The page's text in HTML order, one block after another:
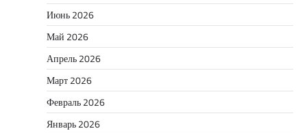
Июнь 2026
Май 2026
Апрель 2026
Март 2026
Февраль 2026
Январь 2026